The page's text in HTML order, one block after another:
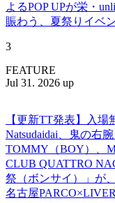
よるPOP UPが栄・
賑わう、夏祭りイベ
3
FEATURE
Jul 31. 2026 up
【更新TT発表】入場
Natsudaidai、鬼の右
TOMMY（BOY）、
CLUB QUATTRO
祭（ボンサイ）」が、
名古屋